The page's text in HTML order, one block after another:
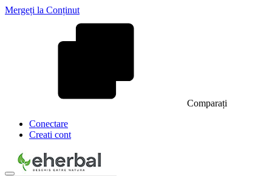
Mergeți la Conținut
Comparați
Conectare
Creati cont